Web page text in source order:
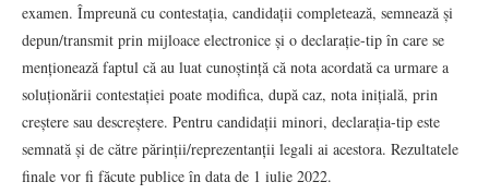
examen. Împreună cu contestația, candidații completează, semnează și
depun/transmit prin mijloace electronice și o declarație-tip în care se
menționează faptul că au luat cunoștință că nota acordată ca urmare a
soluționării contestației poate modifica, după caz, nota inițială, prin
creștere sau descreștere. Pentru candidații minori, declarația-tip este
semnată și de către părinții/reprezentanții legali ai acestora. Rezultatele
finale vor fi făcute publice în data de 1 iulie 2022.